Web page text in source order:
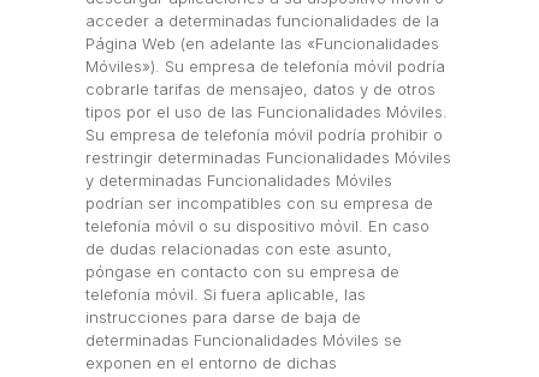
acceder a determinadas funcionalidades de la
Página Web (en adelante las «Funcionalidades
Móviles»). Su empresa de telefonía móvil podría
cobrarle tarifas de mensajeo, datos y de otros
tipos por el uso de las Funcionalidades Móviles.
Su empresa de telefonía móvil podría prohibir o
restringir determinadas Funcionalidades Móviles
y determinadas Funcionalidades Móviles
podrían ser incompatibles con su empresa de
telefonía móvil o su dispositivo móvil. En caso
de dudas relacionadas con este asunto,
póngase en contacto con su empresa de
telefonía móvil. Si fuera aplicable, las
instrucciones para darse de baja de
determinadas Funcionalidades Móviles se
exponen en el entorno de dichas